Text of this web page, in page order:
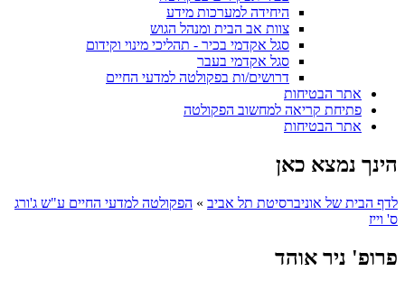
היחידה למערכות מידע
צוות אב הבית ומנהל הגוש
סגל אקדמי בכיר - תהליכי מינוי וקידום
סגל אקדמי בעבר
דרושים/ות בפקולטה למדעי החיים
אתר הבטיחות
פתיחת קריאה למחשוב הפקולטה
אתר הבטיחות
הינך נמצא כאן
לדף הבית של אוניברסיטת תל אביב » הפקולטה למדעי החיים ע"ש ג'ורג
ס' וייז
פרופ' ניר אוהד